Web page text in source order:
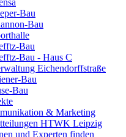
Bau
Bau
Bau
Bau - Haus C
Eichendorffstraße
Bau
Bau
& Marketing
HTWK Leipzig
und Experten finden